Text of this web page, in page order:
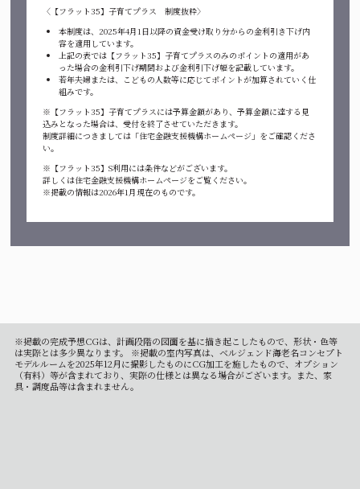
〈【フラット35】子育てプラス 制度抜粋〉
本制度は、2025年4月1日以降の資金受け取り分からの金利引き下げ内
容を適用しています。
上記の表では【フラット35】子育てプラスのみのポイントの適用があ
った場合の金利引下げ期間および金利引下げ幅を記載しています。
若年夫婦または、こどもの人数等に応じてポイントが加算されていく仕
組みです。
※【フラット35】子育てプラスには予算金額があり、予算金額に達する見
込みとなった場合は、受付を終了させていただきます。
制度詳細につきましては「住宅金融支援機構ホームページ」をご確認くださ
い。
※【フラット35】S利用には条件などがございます。
詳しくは住宅金融支援機構ホームページをご覧ください。
※掲載の情報は2026年1月現在のものです。
※掲載の完成予想CGは、計画段階の図面を基に描き起こしたもので、形状・色等
は実際とは多少異なります。 ※掲載の室内写真は、ベルジェンド海老名コンセプト
モデルルームを2025年12月に撮影したものにCG加工を施したもので、オプション
（有料）等が含まれており、実際の仕様とは異なる場合がございます。また、家
具・調度品等は含まれません。